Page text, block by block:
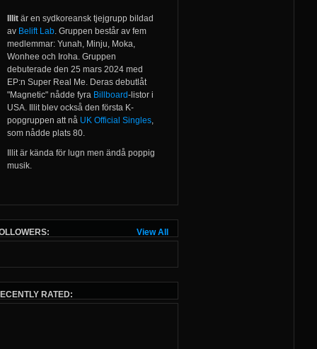
Illitär en sydkoreansk tjejgrupp bildad
av Belift Lab. Gruppen består av fem
medlemmar: Yunah, Minju, Moka,
Wonhee och Iroha. Gruppen
debuterade den 25 mars 2024 med
EP:n Super Real Me. Deras debutlåt
"Magnetic" nådde fyra Billboard-listor i
USA. Illit blev också den första K-
popgruppen att nå UK Official Singles,
som nådde plats 80.
Illit är kända för lugn men ändå poppig
musik.
View All
RATED: